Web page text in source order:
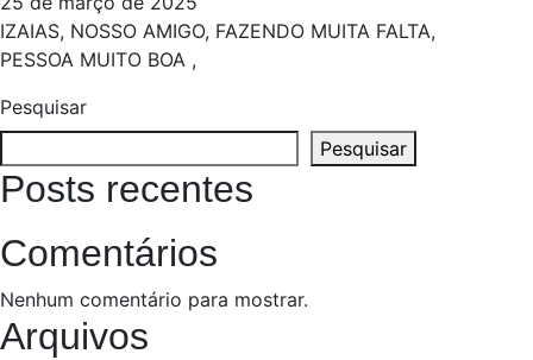
IZAIAS, NOSSO AMIGO, FAZENDO MUITA FALTA,
PESSOA MUITO BOA ,
Pesquisar
Pesquisar
Posts recentes
Comentários
Nenhum comentário para mostrar.
Arquivos